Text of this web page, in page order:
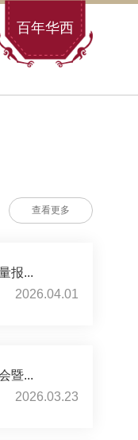
百年华西
查看更多
报...
2026.04.01
暨...
2026.03.23